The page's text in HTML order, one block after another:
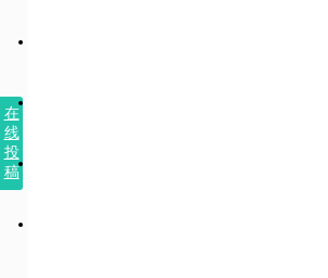
在
线
投
稿